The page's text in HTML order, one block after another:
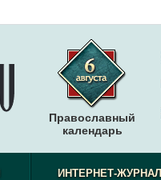
Православный
календарь
ИНТЕРНЕТ-ЖУРНАЛ